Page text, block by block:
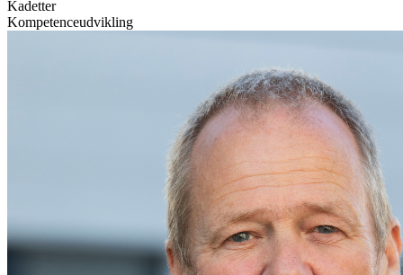
Kadetter
Kompetenceudvikling